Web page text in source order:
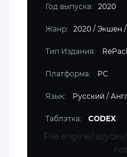
Год выпуска: 2020
Жанр: 2020 / Экшен /
Тип Издания:
Платформа: PC
Язык: Русский /
Таблэтка: CODEX
File engine/